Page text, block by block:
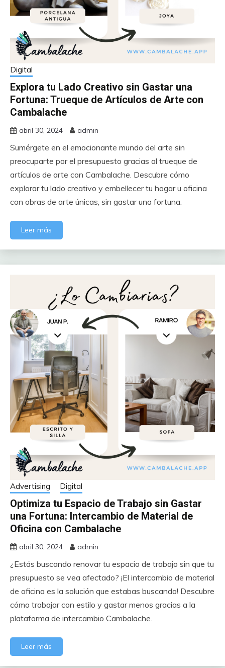
Digital
Explora tu Lado Creativo sin Gastar una
Fortuna: Trueque de Artículos de Arte con
Cambalache
abril 30, 2024 admin
Sumérgete en el emocionante mundo del arte sin
preocuparte por el presupuesto gracias al trueque de
artículos de arte con Cambalache. Descubre cómo
explorar tu lado creativo y embellecer tu hogar u oficina
con obras de arte únicas, sin gastar una fortuna.
Leer más
Advertising Digital
Optimiza tu Espacio de Trabajo sin Gastar
una Fortuna: Intercambio de Material de
Oficina con Cambalache
abril 30, 2024 admin
¿Estás buscando renovar tu espacio de trabajo sin que tu
presupuesto se vea afectado? ¡El intercambio de material
de oficina es la solución que estabas buscando! Descubre
cómo trabajar con estilo y gastar menos gracias a la
plataforma de intercambio Cambalache.
Leer más